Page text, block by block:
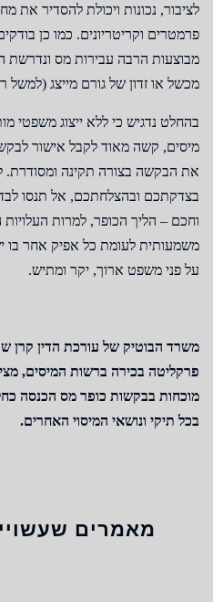
לציבור, נכונות ויכולת להסדיר את
פרמטרים וקריטריונים. כמו כן
מבוצעות הרבה עבירות מס
מכשל או זדון של גורם מייצג (למשל
בהחלט נדגיש כי ללא ייצוג משפטי
מיסים, קשה מאוד לקבל אישור
את הבקשה בצורה תקינה ומסודרת.
בצדקתכם ובהצלחתכם, אל תנסו לבד
וחכם – הליך הכופר, למרות
משמעותית לעומת כל אפיק אחר בו
על פני משפט ארוך, יקר ומתיש.
משרד הבוטיק של עורכת הדין קרן
פרקליטה בכירה ברשות המיסים,
מוכחות בבקשות כופר מס הכנסה
בכל תיקי ונושאי המיסוי האחרים.
מאמרים